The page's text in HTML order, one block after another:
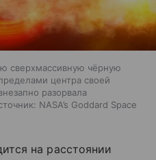
сверхмассивную чёрную
центра своей
разорвала
NASA’s Goddard Space
на расстоянии